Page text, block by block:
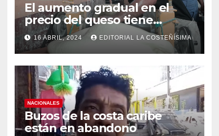
El aumento gradual en el
precio del queso tiene
efectos a las Panaderias
16 ABRIL, 2024 EDITORIAL LA COSTEÑÍSIMA
NACIONALES
Buzos de la costa caribe
están en abandono